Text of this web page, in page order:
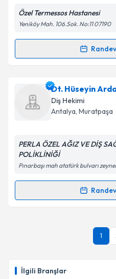
İlgili Branşlar
Kişisel verilerimin
kapsamda
Özel Termessos Hastanesi
Yeniköy Mah. 106.Sok. No:11 07190
Randevu Takvimi
Dt. Tümay Sandıkçıiçin
oluşturun. Size bu
takvim hazırlandığında
Kişisel verilerimin
'ni okudum ve
kapsamda
Takvim
Dt. Hüseyin
Diş Hekimi
Antalya, Muratpaşa
PERLA ÖZEL AĞIZ VE DİŞ
POLİKLİNİĞİ
Pınarbaşı mah atatürk bulvarı
Randevu Takvimi
Dt. Hüseyin Arda
oluşturun. Size bu
E-posta Adresiniz
1